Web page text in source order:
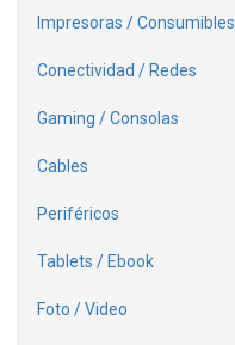
Impresoras / Consumibles
Conectividad / Redes
Gaming / Consolas
Cables
Periféricos
Tablets / Ebook
Foto / Video